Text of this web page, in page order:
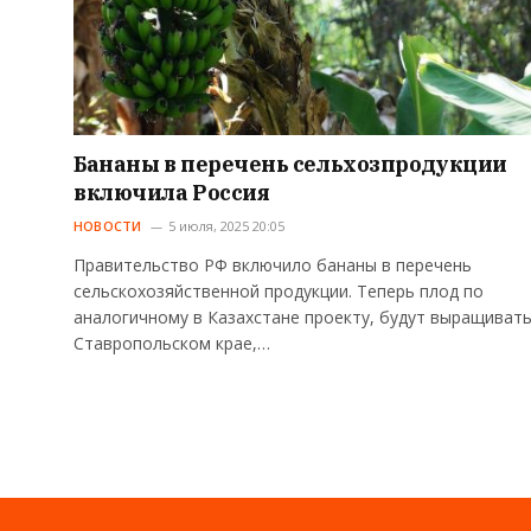
Бананы в перечень сельхозпродукции
включила Россия
НОВОСТИ 5 июля, 2025 20:05
Правительство РФ включило бананы в перечень
сельскохозяйственной продукции. Теперь плод по
аналогичному в Казахстане проекту, будут
Ставропольском крае,…